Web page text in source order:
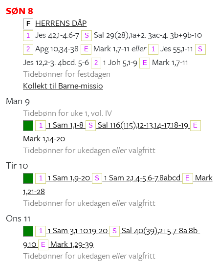
SØN 8
F HERRENS DÅP
1 Jes 42,1-4.6-7 S Sal 29(28),1a+2. 3ac-4. 3b+9b-10
2 Apg 10,34-38 E Mark 1,7-11 eller 1 Jes 55,1-11 S
Jes 12,2-3. 4bcd. 5-6 2 1 Joh 5,1-9 E Mark 1,7-11
Tidebønner for festdagen
Kollekt til Barne-missio
Man 9
Tidebønn for uke 1, vol. IV
1 1 Sam 1,1-8 S Sal 116(115),12-13.14-17.18-19 E
Mark 1,14-20
Tidebønner for ukedagen ellervalgfritt
Tir 10
1 1 Sam 1,9-20 S 1 Sam 2,1.4-5.6-7.8abcd E Mark
1,21-28
Tidebønner for ukedagen ellervalgfritt
Ons 11
1 1 Sam 3,1-10.19-20 S
Sal 40(39),2+5.7-8a.8b-
9.10
E
Mark 1,29-39
Tidebønner for ukedagen ellervalgfritt